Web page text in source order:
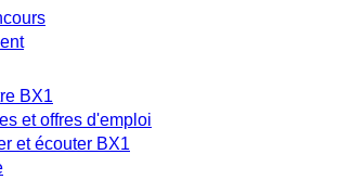
BX1
et offres d'emploi
et écouter BX1